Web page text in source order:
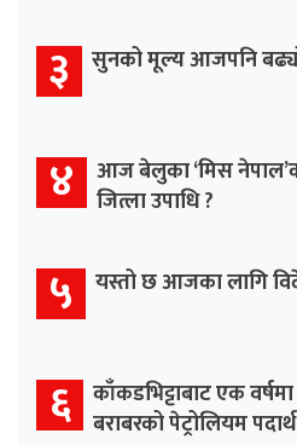
३ सुनको मूल्य आजपनि
४
आज बेलुका ‘मिस
जित्ला उपाधि ?
५ यस्तो छ आजका लागि
६ काँकडभिट्टाबाट एक
बराबरको पेट्रोलियम